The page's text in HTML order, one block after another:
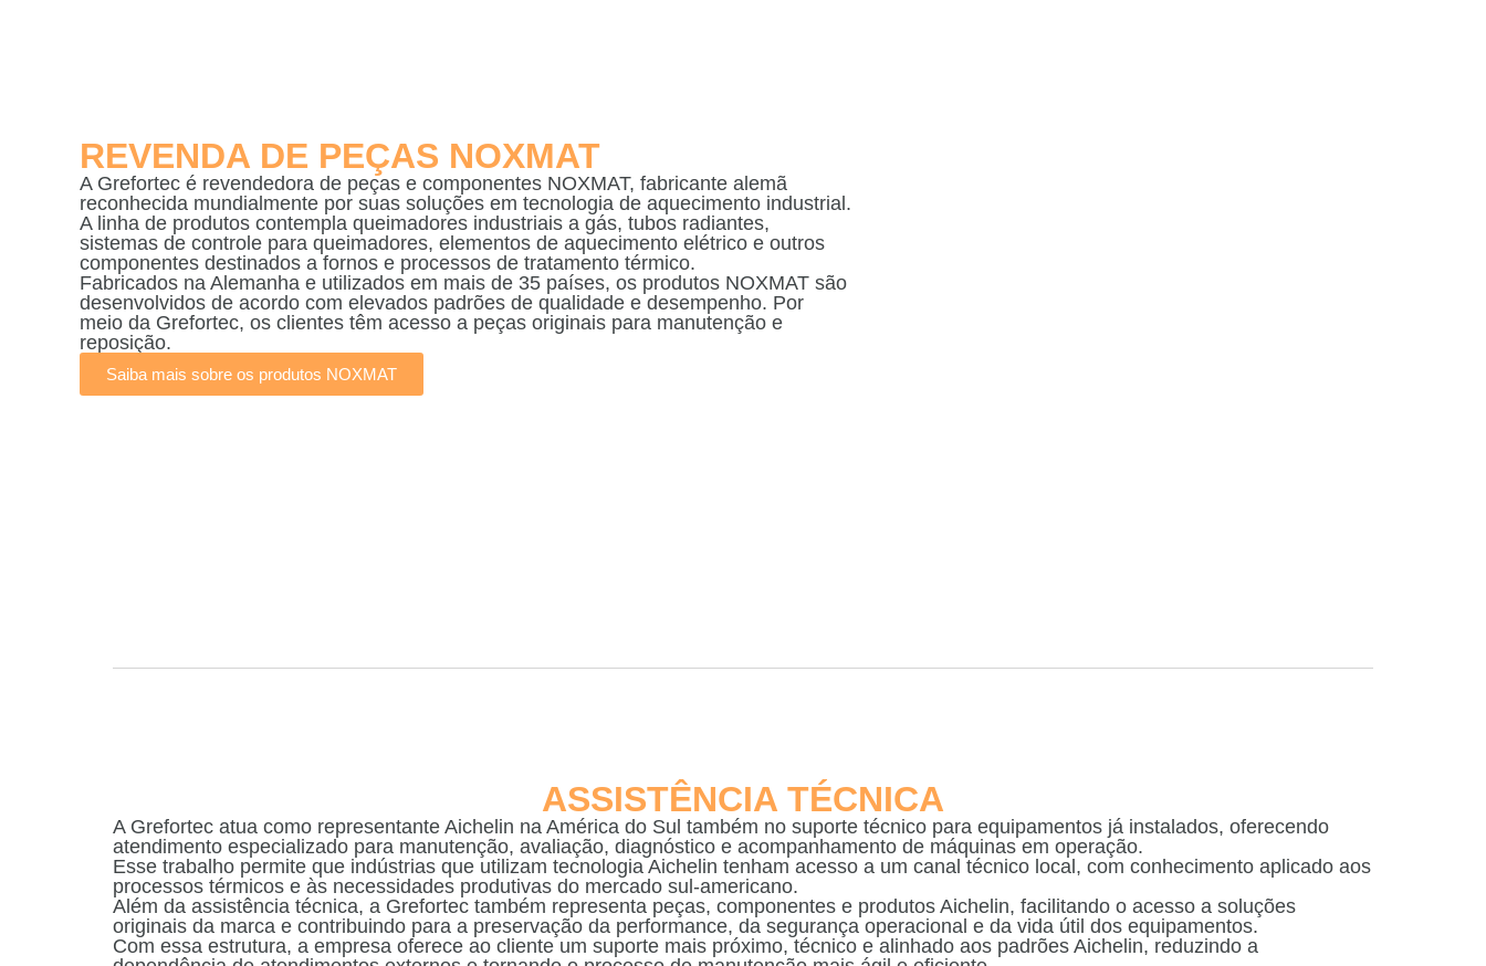
REVENDA DE PEÇAS NOXMAT
A Grefortec é revendedora de peças e componentes NOXMAT, fabricante alemã
reconhecida mundialmente por suas soluções em tecnologia de aquecimento industrial.
A linha de produtos contempla queimadores industriais a gás, tubos radiantes,
sistemas de controle para queimadores, elementos de aquecimento elétrico e outros
componentes destinados a fornos e processos de tratamento térmico.
Fabricados na Alemanha e utilizados em mais de 35 países, os produtos NOXMAT são
desenvolvidos de acordo com elevados padrões de qualidade e desempenho. Por
meio da Grefortec, os clientes têm acesso a peças originais para manutenção e
reposição.
Saiba mais sobre os produtos NOXMAT
ASSISTÊNCIA TÉCNICA
A Grefortec atua como representante Aichelin na América do Sul também no suporte técnico para equipamentos já instalados, oferecendo
atendimento especializado para manutenção, avaliação, diagnóstico e acompanhamento de máquinas em operação.
Esse trabalho permite que indústrias que utilizam tecnologia Aichelin tenham acesso a um canal técnico local, com conhecimento aplicado aos
processos térmicos e às necessidades produtivas do mercado sul-americano.
Além da assistência técnica, a Grefortec também representa peças, componentes e produtos Aichelin, facilitando o acesso a soluções
originais da marca e contribuindo para a preservação da performance, da segurança operacional e da vida útil dos equipamentos.
Com essa estrutura, a empresa oferece ao cliente um suporte mais próximo, técnico e alinhado aos padrões Aichelin, reduzindo a